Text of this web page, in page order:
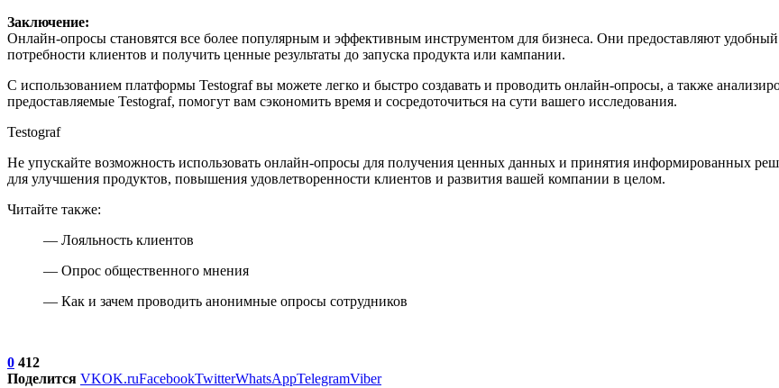
Заключение:
Онлайн-опросы становятся все более популярным и эффективным инструментом для бизнеса. Они предоставляют
потребности клиентов и получить ценные результаты до запуска продукта или кампании.
С использованием платформы Testograf вы можете легко и быстро создавать и проводить онлайн-опросы, а также
предоставляемые Testograf, помогут вам сэкономить время и сосредоточиться на сути вашего исследования.
Testograf
Не упускайте возможность использовать онлайн-опросы для получения ценных данных и принятия информированных
для улучшения продуктов, повышения удовлетворенности клиентов и развития вашей компании в целом.
Читайте также:
— Лояльность клиентов
— Опрос общественного мнения
— Как и зачем проводить анонимные опросы сотрудников
0 412
Поделится VKOK.ruFacebookTwitterWhatsAppTelegramViber